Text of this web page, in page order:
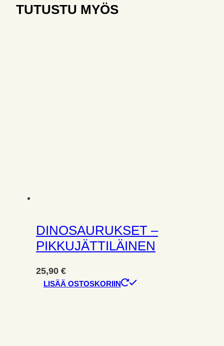
TUTUSTU MYÖS
DINOSAURUKSET –
PIKKUJÄTTILÄINEN
25,90 €
LISÄÄ OSTOSKORIIN